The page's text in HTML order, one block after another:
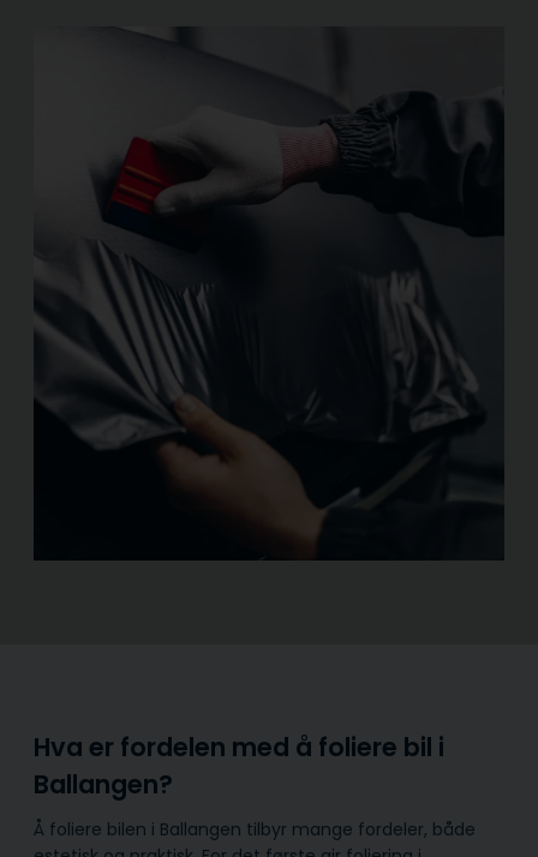
Hva er fordelen med å foliere bil i
Ballangen?
Å foliere bilen i Ballangen tilbyr mange fordeler, både